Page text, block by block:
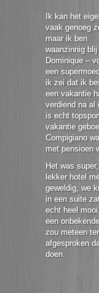
Ik kan het
vaak genoeg
maar ik ben
waanzinnig
Dominique –
een
ik zei dat ik
een vakantie
verdiend na al
is echt
vakantie
Compigiano
met pensioen
Het was
lekker hotel
geweldig, we
in een suite
echt heel
een
zou meteen
afgesproken
doen.